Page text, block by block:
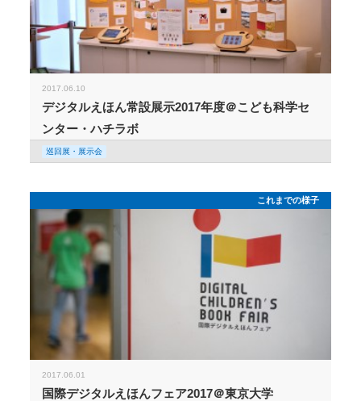
2017.06.10
デジタルえほん常設展示2017年度＠こども科学セ
ンター・ハチラボ
巡回展・展示会
これまでの様子
2017.06.01
国際デジタルえほんフェア2017＠東京大学